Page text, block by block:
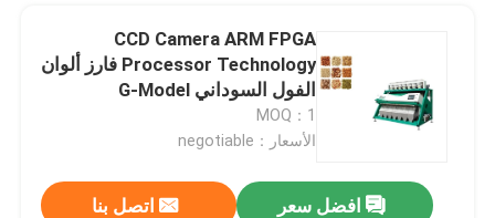
معلومات عنا
جولة في المعمل
CCD Camera ARM FPGA
Processor Technology فارز ألوان
الفول السوداني G-Model
MOQ：1
الأسعار：negotiable
افضل سعر اتصل بنا